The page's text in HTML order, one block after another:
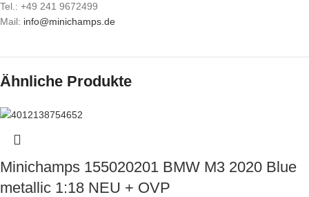
Tel.: +49 241 9672499
Mail: info@minichamps.de
Ähnliche Produkte
Minichamps 155020201 BMW M3 2020 Blue
metallic 1:18 NEU + OVP